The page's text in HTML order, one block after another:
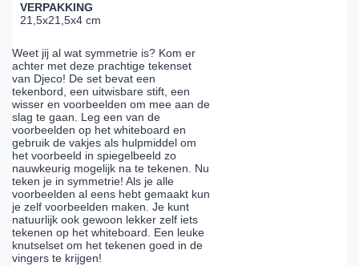
VERPAKKING
21,5x21,5x4 cm
Weet jij al wat symmetrie is? Kom er
achter met deze prachtige tekenset
van Djeco! De set bevat een
tekenbord, een uitwisbare stift, een
wisser en voorbeelden om mee aan de
slag te gaan. Leg een van de
voorbeelden op het whiteboard en
gebruik de vakjes als hulpmiddel om
het voorbeeld in spiegelbeeld zo
nauwkeurig mogelijk na te tekenen. Nu
teken je in symmetrie! Als je alle
voorbeelden al eens hebt gemaakt kun
je zelf voorbeelden maken. Je kunt
natuurlijk ook gewoon lekker zelf iets
tekenen op het whiteboard. Een leuke
knutselset om het tekenen goed in de
vingers te krijgen!